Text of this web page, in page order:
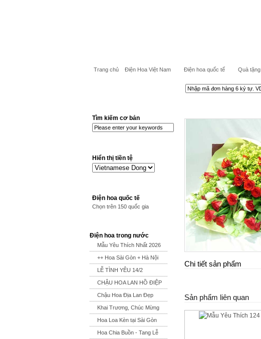
Trang chủ Điện Hoa Việt Nam Điện hoa quốc tế Quà tặng
Tìm kiếm cơ bản
Hiển thị tiền tệ
Điện hoa quốc tế
Chọn trên 150 quốc gia
Điện hoa trong nước
Mẫu Yêu Thích Nhất 2026
++ Hoa Sài Gòn + Hà Nội
LỄ TÌNH YÊU 14/2
CHẬU HOA LAN HỒ ĐIỆP
Chậu Hoa Địa Lan Đẹp
Khai Trương, Chúc Mừng
Hoa Loa Kèn tại Sài Gòn
Hoa Chia Buồn - Tang Lễ
Chi tiết sản phẩm
Sản phẩm liên quan